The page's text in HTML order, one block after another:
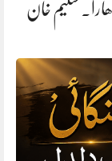
سلیم خان